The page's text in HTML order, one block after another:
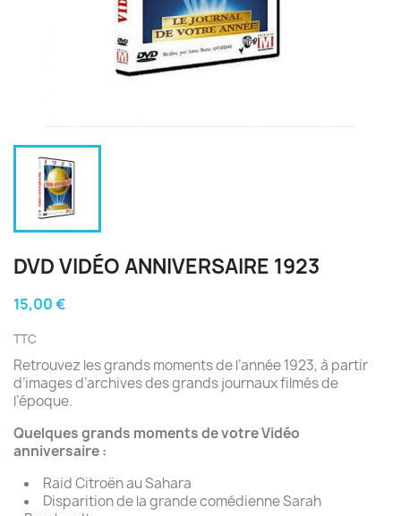
DVD VIDÉO ANNIVERSAIRE 1923
15,00 €
TTC
Retrouvez les grands moments de l’année 1923, à partir
d’images d’archives des grands journaux filmés de
l’époque.
Quelques grands moments de votre Vidéo
anniversaire :
Raid Citroën au Sahara
Disparition de la grande comédienne Sarah